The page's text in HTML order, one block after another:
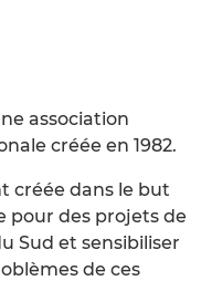
association
créée en 1982.
créée dans le but
pour des projets de
Sud et sensibiliser
de ces